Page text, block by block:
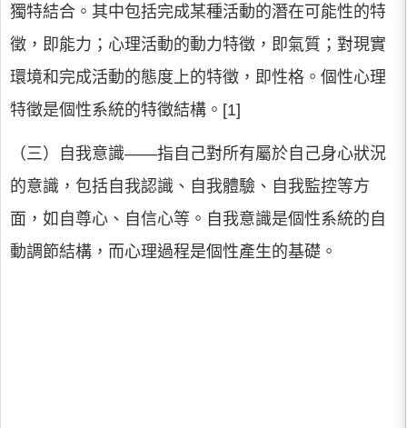
獨特結合。其中包括完成某種活動的潛在可能性的特
徵，即能力；心理活動的動力特徵，即氣質；對現實
環境和完成活動的態度上的特徵，即性格。個性心理
特徵是個性系統的特徵結構。[1]
（三）自我意識——指自己對所有屬於自己身心狀況
的意識，包括自我認識、自我體驗、自我監控等方
面，如自尊心、自信心等。自我意識是個性系統的自
動調節結構，而心理過程是個性產生的基礎。